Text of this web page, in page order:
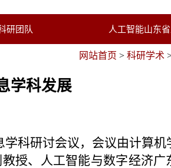
研团队 人工智能山东
网站首页 > 科研学术
学科发展
学科研讨会议 ，会议由计算机
教授、人工智能与数字经济广